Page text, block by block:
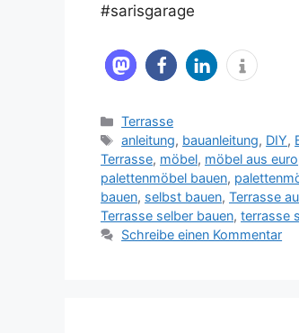
#sarisgarage
Kategorien
Terrasse
Schlagwörter
anleitung, bauanleitung, DIY,
Terrasse, möbel, möbel aus
palettenmöbel bauen,
bauen, selbst bauen, Terrasse
Terrasse selber bauen, terrasse
Schreibe einen Kommentar